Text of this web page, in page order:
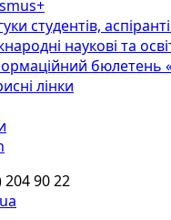
студентів,
наукові та
бюлетень
лінки
204 90 22